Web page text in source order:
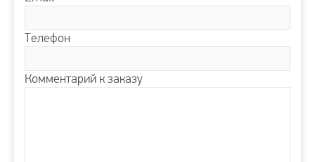
Телефон
Комментарий к заказу